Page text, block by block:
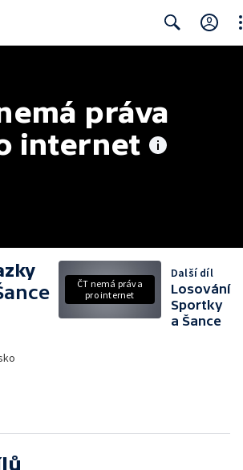
práva
internet
ČT nemá práva
pro internet
Další díl
Losování
Sportky
a Šance